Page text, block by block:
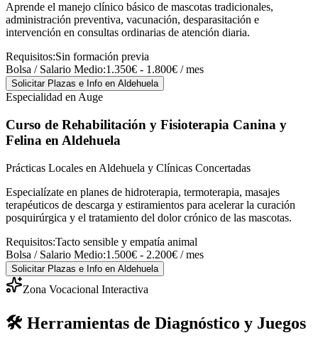
Aprende el manejo clínico básico de mascotas tradicionales,
administración preventiva, vacunación, desparasitación e
intervención en consultas ordinarias de atención diaria.
Requisitos:Sin formación previa
Bolsa / Salario Medio:1.350€ - 1.800€ / mes
Solicitar Plazas e Info en Aldehuela
Especialidad en Auge
Curso de Rehabilitación y Fisioterapia Canina y
Felina en Aldehuela
Prácticas Locales en Aldehuela y Clínicas Concertadas
Especialízate en planes de hidroterapia, termoterapia, masajes
terapéuticos de descarga y estiramientos para acelerar la curación
posquirúrgica y el tratamiento del dolor crónico de las mascotas.
Requisitos:Tacto sensible y empatía animal
Bolsa / Salario Medio:1.500€ - 2.200€ / mes
Solicitar Plazas e Info en Aldehuela
Zona Vocacional Interactiva
🛠️ Herramientas de Diagnóstico y Juegos